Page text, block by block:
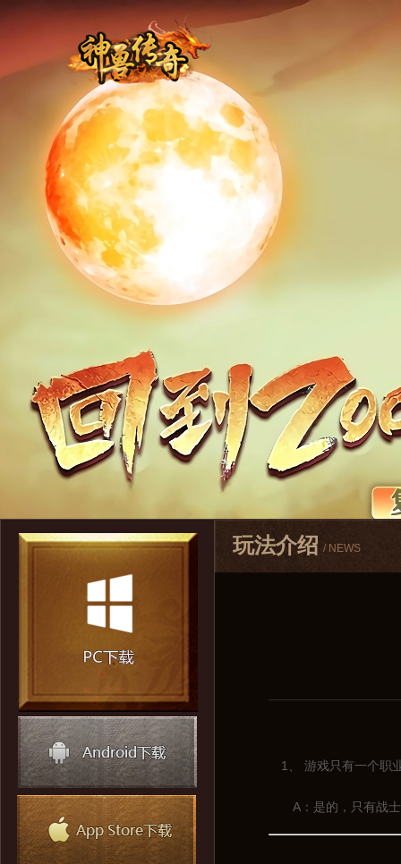
玩法介绍 / NEWS
1、 游戏只有一个职
A：是的，只有战士